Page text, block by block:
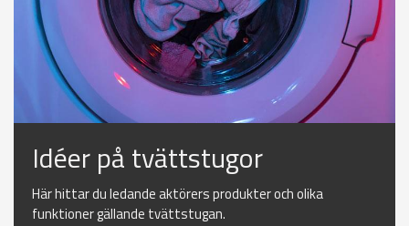
Idéer på tvättstugor
Här hittar du ledande aktörers produkter och olika
funktioner gällande tvättstugan.